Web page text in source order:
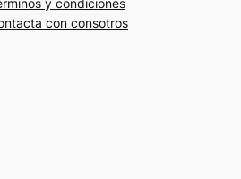
y condiciones
con consotros